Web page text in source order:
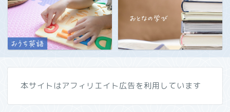
本サイトはアフィリエイト広告を利用しています